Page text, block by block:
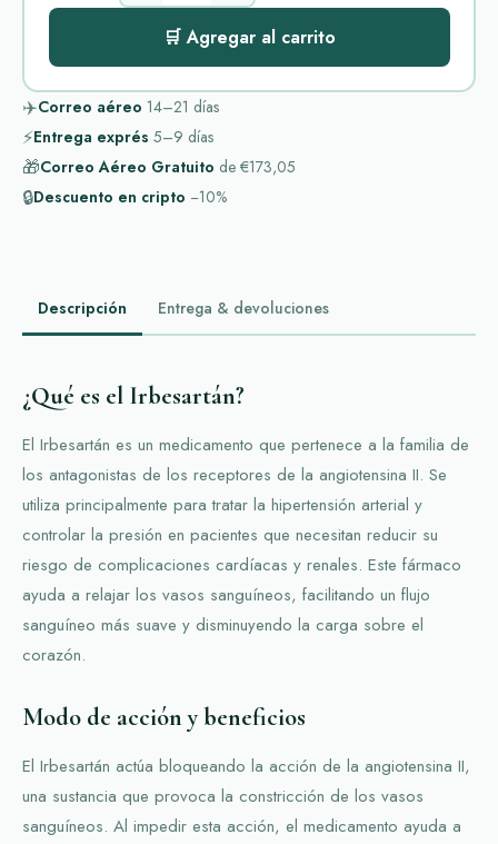
🛒 Agregar al carrito
✈️Correo aéreo 14–21 días
⚡Entrega exprés 5–9 días
🎁Correo Aéreo Gratuito de €173,05
🔒Descuento en cripto −10%
Descripción Entrega & devoluciones
¿Qué es el Irbesartán?
El Irbesartán es un medicamento que pertenece a la familia de
los antagonistas de los receptores de la angiotensina II. Se
utiliza principalmente para tratar la hipertensión arterial y
controlar la presión en pacientes que necesitan reducir su
riesgo de complicaciones cardíacas y renales. Este fármaco
ayuda a relajar los vasos sanguíneos, facilitando un flujo
sanguíneo más suave y disminuyendo la carga sobre el
corazón.
Modo de acción y beneficios
El Irbesartán actúa bloqueando la acción de la angiotensina II,
una sustancia que provoca la constricción de los vasos
sanguíneos. Al impedir esta acción, el medicamento ayuda a